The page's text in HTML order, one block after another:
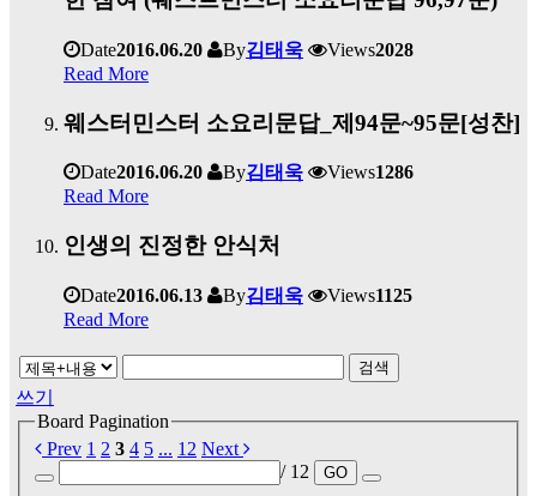
Date2016.06.20 By김태욱 Views2028
Read More
웨스터민스터 소요리문답_제94문~95문[성찬]
Date2016.06.20 By김태욱 Views1286
Read More
인생의 진정한 안식처
Date2016.06.13 By김태욱 Views1125
Read More
검색
쓰기
Board Pagination
Prev 1 2 3 4 5 ... 12 Next
/ 12
GO